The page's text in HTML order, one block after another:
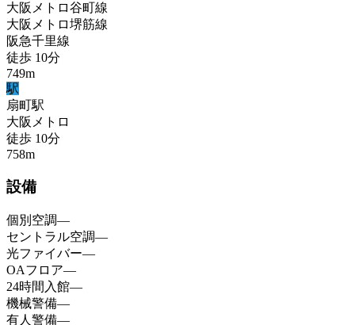
大阪メトロ谷町線
大阪メトロ堺筋線
阪急千里線
徒歩 10分
749m
駅
扇町駅
大阪メトロ
徒歩 10分
758m
設備
個別空調—
セントラル空調—
光ファイバー—
OAフロア—
24時間入館—
機械警備—
有人警備—